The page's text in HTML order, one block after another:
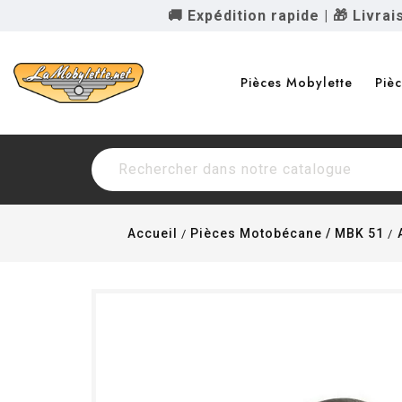
🚚 Expédition rapide | 🎁
Pièces Mobylette
Accueil Pièces Motobécane / MBK 51